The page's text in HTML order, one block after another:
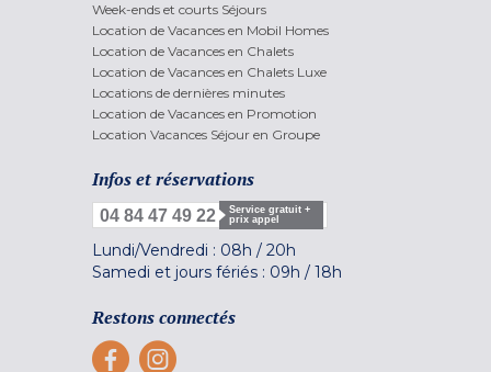
Week-ends et courts Séjours
Location de Vacances en Mobil Homes
Location de Vacances en Chalets
Location de Vacances en Chalets Luxe
Locations de dernières minutes
Location de Vacances en Promotion
Location Vacances Séjour en Groupe
Infos et réservations
04 84 47 49 22
Service gratuit +
prix appel
Lundi/Vendredi : 08h / 20h
Samedi et jours fériés : 09h / 18h
Restons connectés